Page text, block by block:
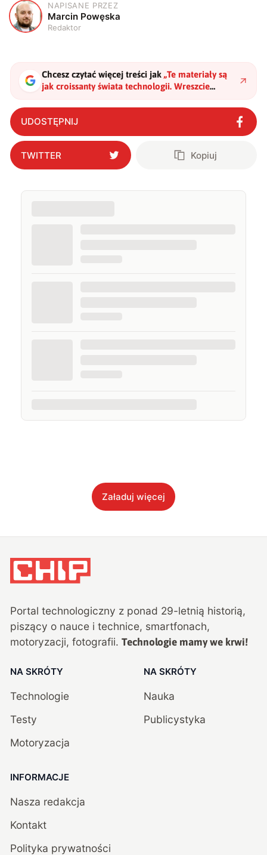
M
NAPISANE PRZEZ
Marcin Powęska
Redaktor
Chcesz czytać więcej treści jak „Te materiały są
jak croissanty świata technologii. Wreszcie
umiemy je wytwarzać"?
UDOSTĘPNIJ
TWITTER Kopiuj
Załaduj więcej
Portal technologiczny z ponad 29-letnią historią,
piszący o nauce i technice, smartfonach,
motoryzacji, fotografii. Technologie mamy we krwi!
NA SKRÓTY
Technologie
Testy
Motoryzacja
NA SKRÓTY
Nauka
Publicystyka
INFORMACJE
Nasza redakcja
Kontakt
Polityka prywatności